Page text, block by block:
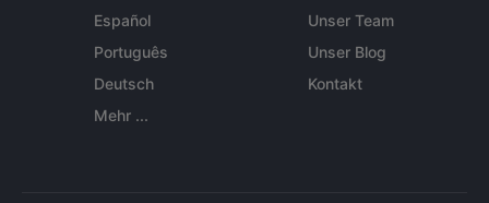
Español
Português
Deutsch
Mehr ...
Unser Team
Unser Blog
Kontakt